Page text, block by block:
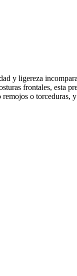
y ligereza
frontales, esta
o torceduras, y